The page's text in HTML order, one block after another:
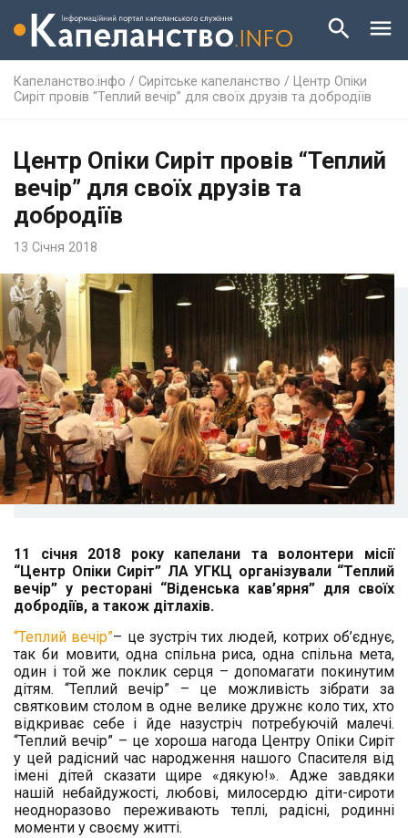
Капеланство.інфо / Сирітське капеланство / Центр Опіки
Сиріт провів “Теплий вечір” для своїх друзів та добродіїв
Центр Опіки Сиріт провів “Теплий
вечір” для своїх друзів та
добродіїв
13 Січня 2018
11 січня 2018 року капелани та волонтери місії
“Центр Опіки Сиріт” ЛА УГКЦ організували “Теплий
вечір” у ресторані “Віденська кав’ярня” для своїх
добродіїв, а також дітлахів.
“Теплий вечір”– це зустріч тих людей, котрих об’єднує,
так би мовити, одна спільна риса, одна спільна мета,
один і той же поклик серця – допомагати покинутим
дітям. “Теплий вечір” – це можливість зібрати за
святковим столом в одне велике дружнє коло тих, хто
відкриває себе і йде назустріч потребуючій малечі.
“Теплий вечір” – це хороша нагода Центру Опіки Сиріт
у цей радісний час народження нашого Спасителя від
імені дітей сказати щире «дякую!». Адже завдяки
нашій небайдужості, любові, милосердю діти-сироти
неодноразово переживають теплі, радісні, родинні
моменти у своєму житті.